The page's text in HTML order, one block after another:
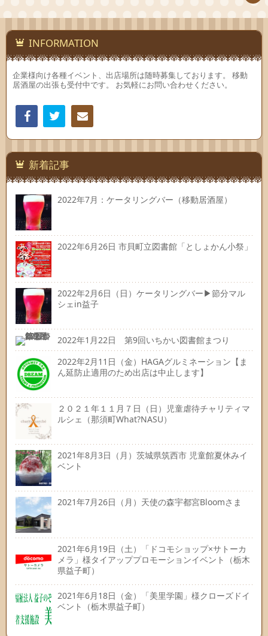
INFORMATION
企業様向け各種イベント、出店場所は随時募集しております。 移動
居酒屋の出張も受付中です。 お気軽にお問い合わせください。
Facebook
連絡
新着記事
2022年7月：ケータリングバー（移動居酒屋）
2022年6月26日 市貝町立図書館「としょかん小祭」
2022年2月6日（日）ケータリングバー▶節分マル
シェin益子
2022年1月22日 第9回いちかい図書館まつり
2022年2月11日（金）HAGAグルミネーション【ま
ん延防止適用のため出店は中止します】
２０２１年１１月７日（日）児童虐待チャリティマ
ルシェ（那須町What?NASU）
2021年8月3日（月）茨城県筑西市 児童館夏休みイ
ベント
2021年7月26日（月）天使の森宇都宮Bloomさま
2021年6月19日（土）「ドコモショップ×サトーカ
メラ」様タイアッププロモーションイベント（栃木
県益子町）
2021年6月18日（金）「美里学園」様クローズドイ
ベント（栃木県益子町）